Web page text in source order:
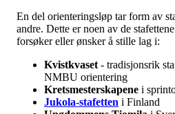
En del orienteringsløp tar form av
andre. Dette er noen av de
forsøker eller ønsker å stille lag i:
Kvistkvaset - tradisjonsrik
NMBU orientering
Kretsmesterskapene i
Jukola-stafetten i Finland